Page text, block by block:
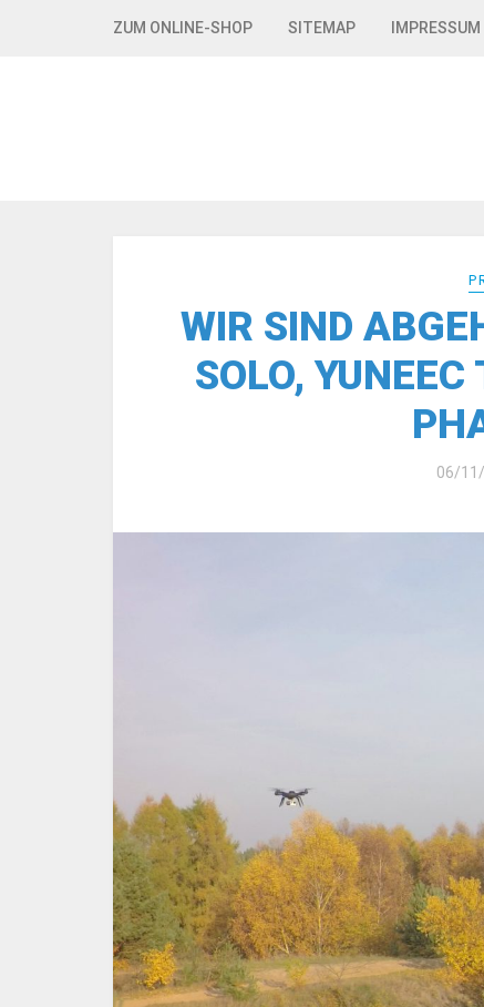
ZUM ONLINE-SHOP SITEMAP IMPRESSUM
WIR SIND
SOLO,
06/